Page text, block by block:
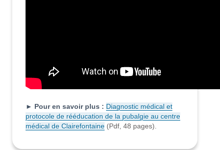
► Pour en savoir plus : Diagnostic médical et
protocole de rééducation de la pubalgie au centre
médical de Clairefontaine (Pdf, 48 pages).